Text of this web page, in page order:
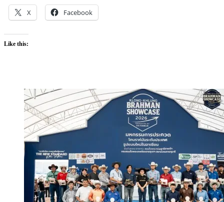
X Facebook
Like this: